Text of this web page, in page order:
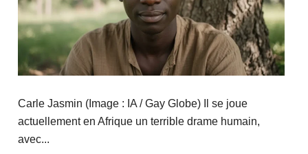
Carle Jasmin (Image : IA / Gay Globe) Il se joue
actuellement en Afrique un terrible drame humain,
avec...